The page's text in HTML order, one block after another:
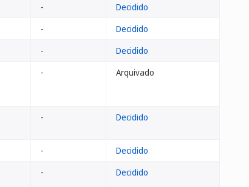
-
Decidido
-
Decidido
-
Decidido
- Arquivado
- Decidido
-
Decidido
- Decidido